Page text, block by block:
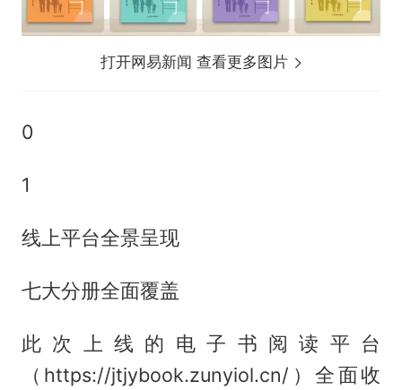
打开网易新闻 查看更多图片
0
1
线上平台全景呈现
七大分册全面覆盖
此次上线的电子书阅读平台
（https://jtjybook.zunyiol.cn/）全面收